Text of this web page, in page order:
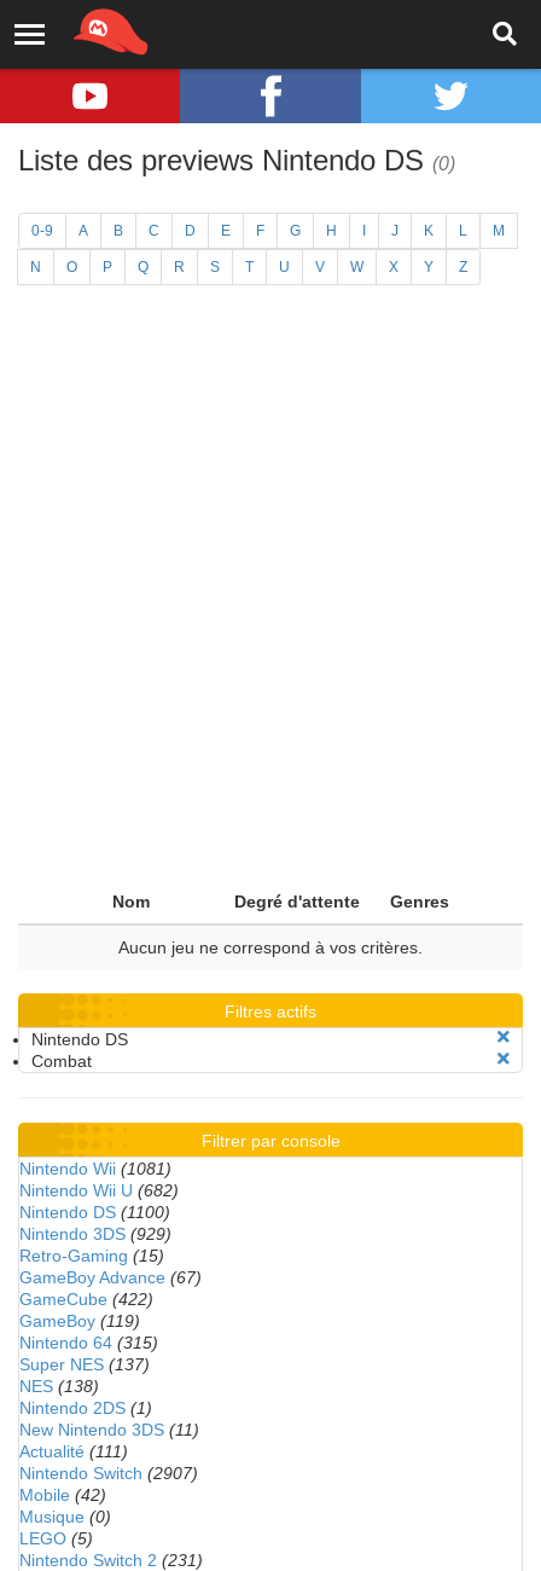
Liste des previews Nintendo DS (0)
0-9 A B C D E F G H J K L M
N O P Q R S T U V W X Y Z
Nom Degré d'attente Genres
Aucun jeu ne correspond à vos critères.
Filtres actifs
Nintendo DS
Combat
Filtrer par console
Nintendo Wii (1081)
Nintendo Wii U (682)
Nintendo DS (1100)
Nintendo 3DS (929)
Retro-Gaming (15)
GameBoy Advance (67)
GameCube (422)
GameBoy (119)
Nintendo 64 (315)
Super NES (137)
NES (138)
Nintendo 2DS (1)
New Nintendo 3DS (11)
Actualité (111)
Nintendo Switch (2907)
Mobile (42)
Musique (0)
LEGO (5)
Nintendo Switch 2 (231)